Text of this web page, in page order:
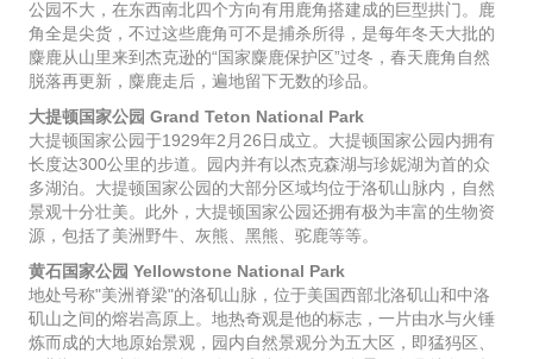
公园不大，在东西南北四个方向有用鹿角搭建成的巨型拱门。鹿
角全是尖货，不过这些鹿角可不是捕杀所得，是每年冬天大批的
麋鹿从山里来到杰克逊的“国家麋鹿保护区”过冬，春天鹿角自然
脱落再更新，麋鹿走后，遍地留下无数的珍品。
大提顿国家公园 Grand Teton National Park
大提顿国家公园于1929年2月26日成立。大提顿国家公园内拥有
长度达300公里的步道。园内并有以杰克森湖与珍妮湖为首的众
多湖泊。大提顿国家公园的大部分区域均位于洛矶山脉内，自然
景观十分壮美。此外，大提顿国家公园还拥有极为丰富的生物资
源，包括了美洲野牛、灰熊、黑熊、驼鹿等等。
黄石国家公园 Yellowstone National Park
地处号称"美洲脊梁"的洛矶山脉，位于美国西部北洛矶山和中洛
矶山之间的熔岩高原上。地热奇观是他的标志，一片由水与火锤
炼而成的大地原始景观，园内自然景观分为五大区，即猛犸区、